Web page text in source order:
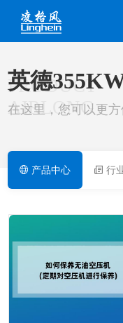
PRODUCT
AIRLONG
英德
在这里，您可以更
产品中心 行